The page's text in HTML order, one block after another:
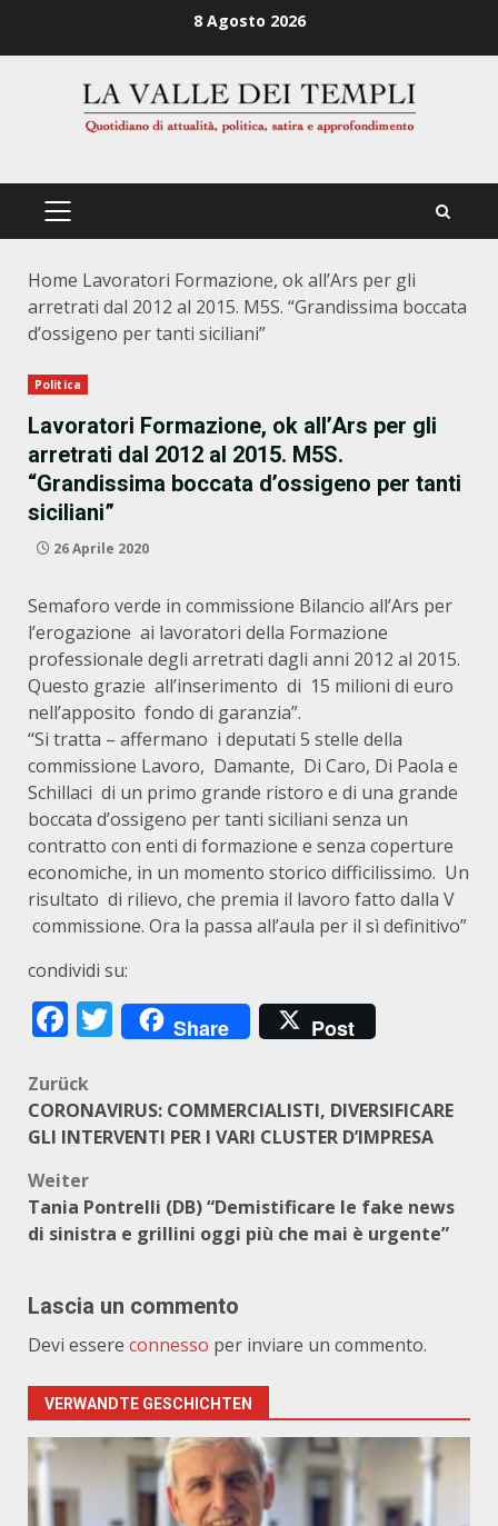
8 Agosto 2026
PRIMÄRES
Home Lavoratori Formazione, ok all’Ars per gli
arretrati dal 2012 al 2015. M5S. “Grandissima boccata
d’ossigeno per tanti siciliani”
Politica
Lavoratori Formazione, ok all’Ars per gli
arretrati dal 2012 al 2015. M5S.
“Grandissima boccata d’ossigeno per tanti
siciliani”
26 Aprile 2020
Semaforo verde in commissione Bilancio all’Ars per
l’erogazione ai lavoratori della Formazione
professionale degli arretrati dagli anni 2012 al 2015.
Questo grazie all’inserimento di 15 milioni di euro
nell’apposito fondo di garanzia”.
“Si tratta – affermano i deputati 5 stelle della
commissione Lavoro, Damante, Di Caro, Di Paola e
Schillaci di un primo grande ristoro e di una grande
boccata d’ossigeno per tanti siciliani senza un
contratto con enti di formazione e senza coperture
economiche, in un momento storico difficilissimo. Un
risultato di rilievo, che premia il lavoro fatto dalla V
commissione. Ora la passa all’aula per il sì definitivo”
condividi su:
Facebook
Twitter
Share Post
Beitragsnavigation
Zurück
CORONAVIRUS: COMMERCIALISTI, DIVERSIFICARE
GLI INTERVENTI PER I VARI CLUSTER D’IMPRESA
Weiter
Tania Pontrelli (DB) “Demistificare le fake news
di sinistra e grillini oggi più che mai è urgente”
Lascia un commento
Devi essere connesso per inviare un commento.
VERWANDTE GESCHICHTEN